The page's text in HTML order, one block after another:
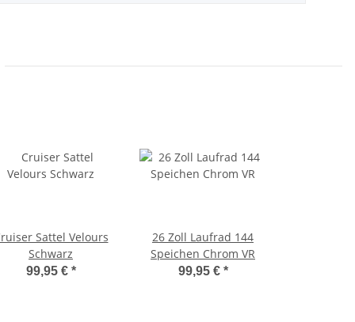
Sattel Velours
Schwarz
99,95 € *
26 Zoll Laufrad 144
Speichen Chrom VR
99,95 € *